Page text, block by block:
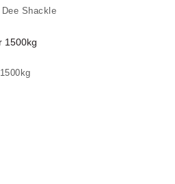
Shackle